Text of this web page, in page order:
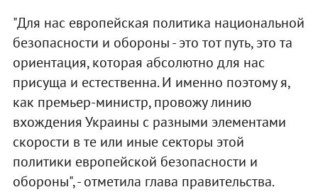
"Для нас европейская политика национальной
безопасности и обороны - это тот путь, это та
ориентация, которая абсолютно для нас
присуща и естественна. И именно поэтому я,
как премьер-министр, провожу линию
вхождения Украины с разными элементами
скорости в те или иные секторы этой
политики европейской безопасности и
обороны", - отметила глава правительства.